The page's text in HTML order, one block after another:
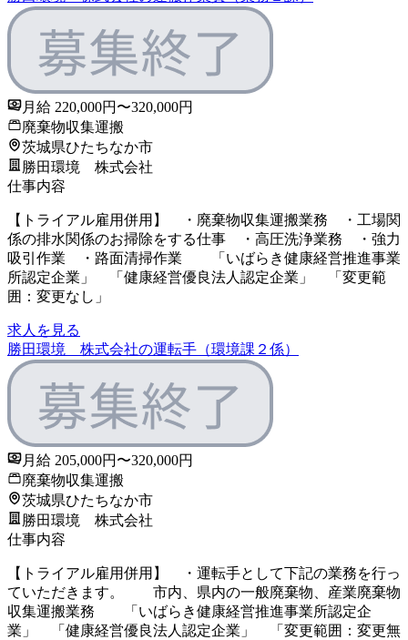
月給 220,000円〜320,000円
廃棄物収集運搬
茨城県ひたちなか市
勝田環境 株式会社
仕事内容
【トライアル雇用併用】 ・廃棄物収集運搬業務 ・工場関
係の排水関係のお掃除をする仕事 ・高圧洗浄業務 ・強力
吸引作業 ・路面清掃作業 「いばらき健康経営推進事業
所認定企業」 「健康経営優良法人認定企業」 「変更範
囲：変更なし」
求人を見る
勝田環境 株式会社の運転手（環境課２係）
月給 205,000円〜320,000円
廃棄物収集運搬
茨城県ひたちなか市
勝田環境 株式会社
仕事内容
【トライアル雇用併用】 ・運転手として下記の業務を行っ
ていただきます。 市内、県内の一般廃棄物、産業廃棄物
収集運搬業務 「いばらき健康経営推進事業所認定企
業」 「健康経営優良法人認定企業」 「変更範囲：変更無